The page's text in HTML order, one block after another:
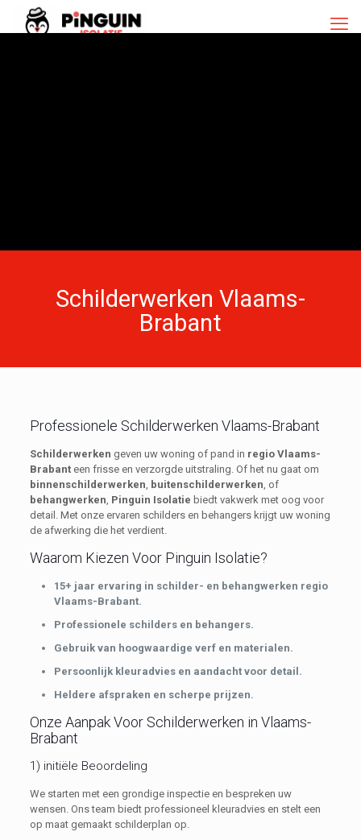
Schilderwerken Vlaams-
Brabant
Professionele Schilderwerken Vlaams-Brabant
Schilderwerken geven uw woning of pand in regio Vlaams-
Brabanteen frisse en verzorgde uitstraling. Of het nu gaat om
binnenschilderwerken buitenschilderwerken , of
behangwerken Pinguin Isolatie biedt vakwerk met oog voor
detail. Met onze ervaren schilders en behangers krijgt uw woning
de afwerking die het verdient.
Waarom Kiezen Voor Pinguin Isolatie?
15+ jaar ervaring in schilder- en behangwerken regio
Vlaams-Brabant.
Professionele schilders en behangers.
Gebruik van hoogwaardige verf en materialen.
Persoonlijk kleuradvies en aandacht voor detail.
Heldere afspraken en scherpe prijzen.
Onze Aanpak Voor Schilderwerken in Vlaams-
Brabant
1) initiële Beoordeling
We starten met een grondige inspectie en bespreken uw
wensen. Ons team biedt professioneel kleuradvies en stelt een
op maat gemaakt schilderplan op.